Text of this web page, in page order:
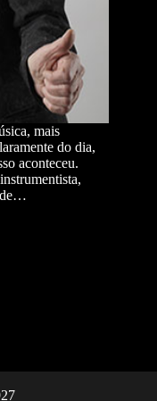
mais
do dia,
aconteceu.
de…